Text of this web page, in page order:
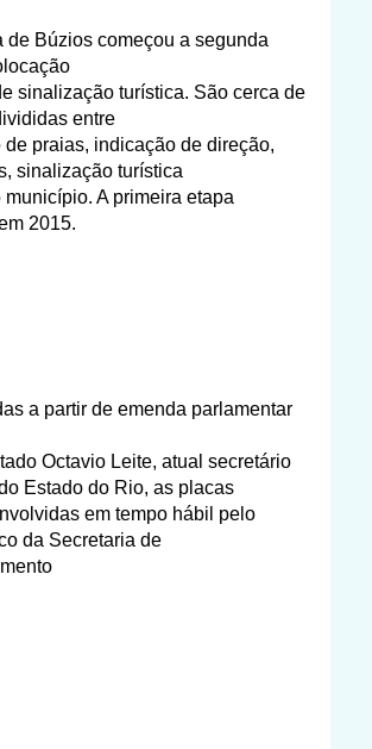
de Búzios começou a segunda
sinalização turística. São cerca de
entre
praias, indicação de direção,
sinalização turística
A primeira etapa
2015.
a partir de emenda parlamentar
Octavio Leite, atual secretário
Estado do Rio, as placas
em tempo hábil pelo
da Secretaria de